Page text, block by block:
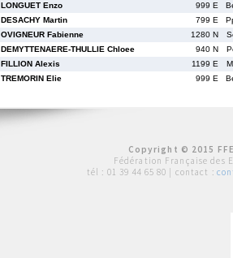
LONGUET Enzo 999 E
DESACHY Martin 799 E
OVIGNEUR Fabienne 1280 N
DEMYTTENAERE-THULLIE Chloee 940 N
FILLION Alexis 1199 E
TREMORIN Elie 999 E
Copyright © 2015
Fédération Française des
tél : 01 39 44 65 80 | contact :